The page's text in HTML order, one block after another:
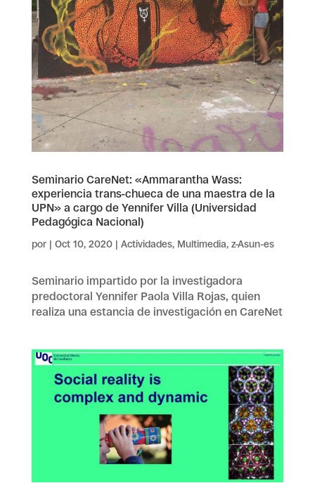
Seminario CareNet: «Ammarantha Wass:
experiencia trans-chueca de una maestra de la
UPN» a cargo de Yennifer Villa (Universidad
Pedagógica Nacional)
por | Oct 10, 2020| Actividades, Multimedia, z-Asun-es
Seminario impartido por la investigadora
predoctoral Yennifer Paola Villa Rojas, quien
realiza una estancia de investigación en CareNet